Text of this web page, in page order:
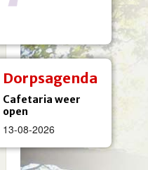
Dorpsagenda
Cafetaria weer
open
13-08-2026